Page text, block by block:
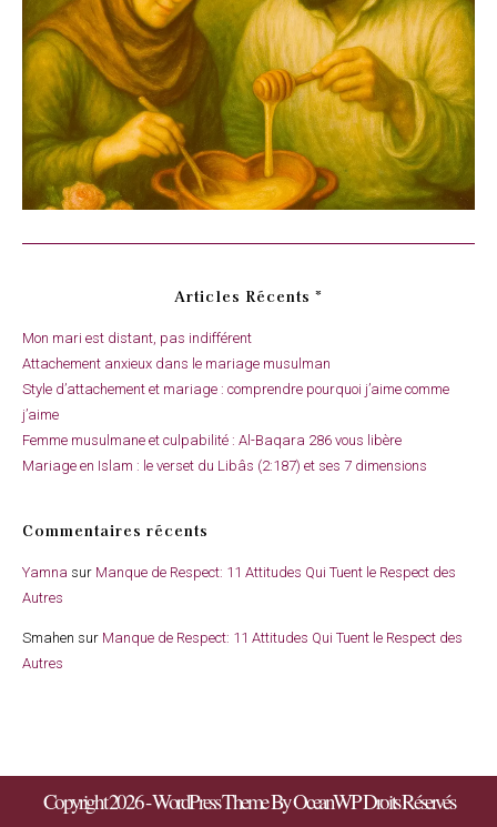
Articles Récents *
Mon mari est distant, pas indifférent
Attachement anxieux dans le mariage musulman
Style d’attachement et mariage : comprendre pourquoi j’aime comme
j’aime
Femme musulmane et culpabilité : Al-Baqara 286 vous libère
Mariage en Islam : le verset du Libâs (2:187) et ses 7 dimensions
Commentaires récents
Yamna sur Manque de Respect: 11 Attitudes Qui Tuent le Respect des
Autres
Smahen sur Manque de Respect: 11 Attitudes Qui Tuent le Respect des
Autres
Copyright 2026 - WordPress Theme By OceanWP Droits Réservés